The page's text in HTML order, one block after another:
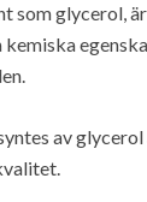
som glycerol,
av